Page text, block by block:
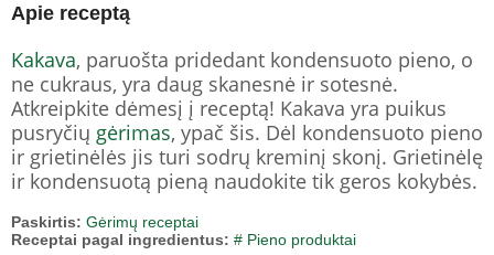
Apie receptą
Kakava, paruošta pridedant kondensuoto pieno, o
ne cukraus, yra daug skanesnė ir sotesnė.
Atkreipkite dėmesį į receptą! Kakava yra puikus
pusryčių gėrimas, ypač šis. Dėl kondensuoto pieno
ir grietinėlės jis turi sodrų kreminį skonį. Grietinėlę
ir kondensuotą pieną naudokite tik geros kokybės.
Paskirtis: Gėrimų receptai
Receptai pagal ingredientus: # Pieno produktai